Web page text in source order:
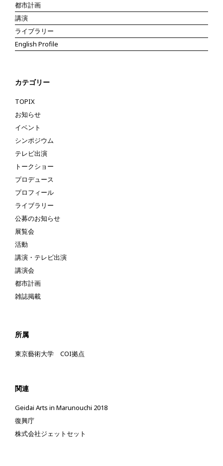
都市計画
講演
ライブラリー
English Profile
カテゴリー
TOPIX
お知らせ
イベント
シンポジウム
テレビ出演
トークショー
プロデュース
プロフィール
ライブラリー
公募のお知らせ
展覧会
活動
講演・テレビ出演
講演会
都市計画
雑誌掲載
所属
東京藝術大学 COI拠点
関連
Geidai Arts in Marunouchi 2018
復興庁
株式会社ジェットセット